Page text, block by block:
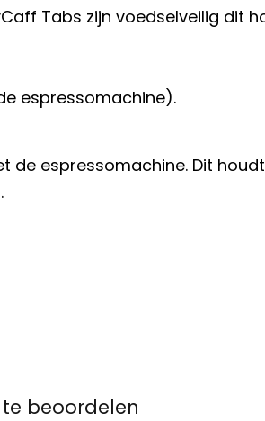
Tabs zijn voedselveilig dit
espressomachine).
espressomachine. Dit
te beoordelen